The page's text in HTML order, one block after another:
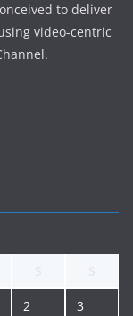
to deliver
video-centric
2 3